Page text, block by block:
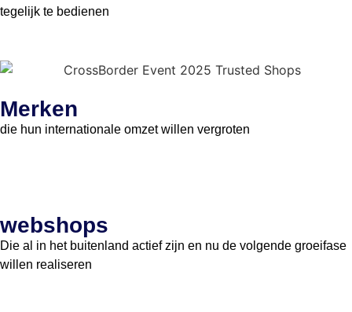
tegelijk te bedienen
Merken
die hun internationale omzet willen vergroten
webshops
Die al in het buitenland actief zijn en nu de volgende groeifase
willen realiseren